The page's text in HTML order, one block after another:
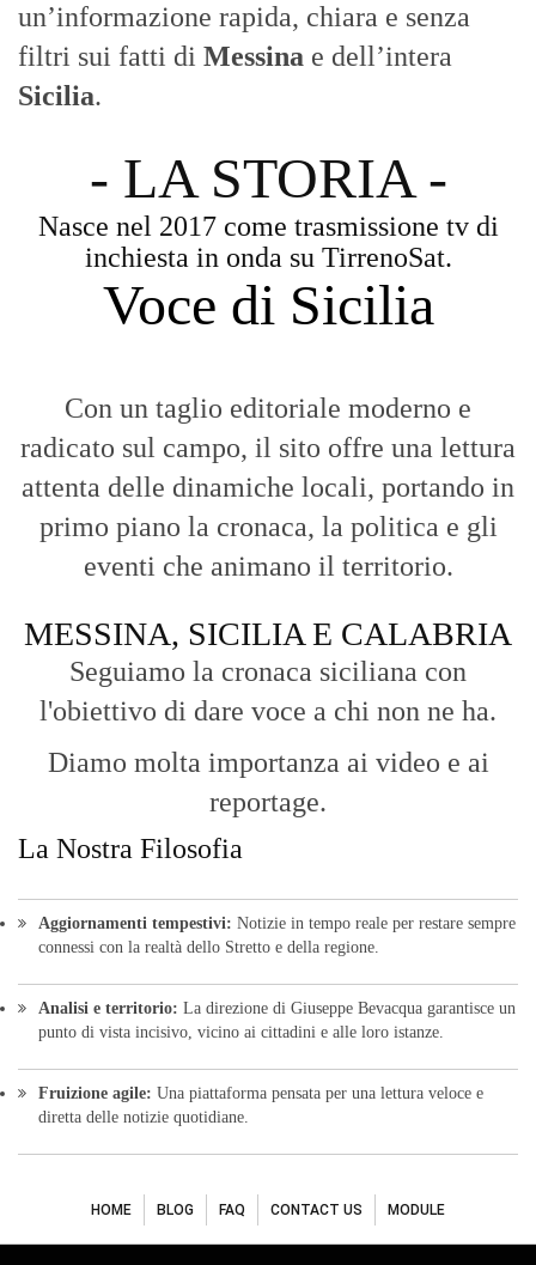
un’informazione rapida, chiara e senza
filtri sui fatti di Messina e dell’intera
Sicilia.
- LA STORIA -
Nasce nel 2017 come trasmissione tv di
inchiesta in onda su TirrenoSat.
Voce di Sicilia
Con un taglio editoriale moderno e
radicato sul campo, il sito offre una lettura
attenta delle dinamiche locali, portando in
primo piano la cronaca, la politica e gli
eventi che animano il territorio.
MESSINA, SICILIA E CALABRIA
Seguiamo la cronaca siciliana con
l'obiettivo di dare voce a chi non ne ha.
Diamo molta importanza ai video e ai
reportage.
La Nostra Filosofia
Aggiornamenti tempestivi: Notizie in tempo reale per restare sempre
connessi con la realtà dello Stretto e della regione.
Analisi e territorio: La direzione di Giuseppe Bevacqua garantisce un
punto di vista incisivo, vicino ai cittadini e alle loro istanze.
Fruizione agile: Una piattaforma pensata per una lettura veloce e
diretta delle notizie quotidiane.
HOME BLOG FAQ CONTACT US MODULE